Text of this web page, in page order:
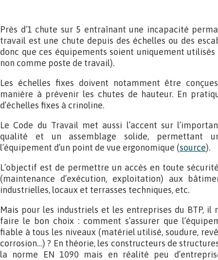
Près d’1 chute sur 5 entraînant une incapacité
travail est une chute depuis des échelles ou des
donc que ces équipements soient uniquement
non comme poste de travail).
Les échelles fixes doivent notamment être
manière à prévenir les chutes de hauteur. En
d’échelles fixes à crinoline.
Le Code du Travail met aussi l’accent sur
qualité et un assemblage solide, permettant
l’équipement d’un point de vue ergonomique (source).
L’objectif est de permettre un accès en toute
(maintenance d’exécution, exploitation) aux
industrielles, locaux et terrasses techniques, etc.
Mais pour les industriels et les entreprises du BTP, il
faire le bon choix : comment s’assurer que
fiable à tous les niveaux (matériel utilisé, soudure,
corrosion…) ? En théorie, les constructeurs de
la norme EN 1090 mais en réalité peu